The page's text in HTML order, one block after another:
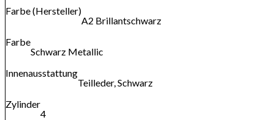
Farbe (Hersteller)
A2 Brillantschwarz
Farbe
Schwarz Metallic
Innenausstattung
Teilleder, Schwarz
Zylinder
4